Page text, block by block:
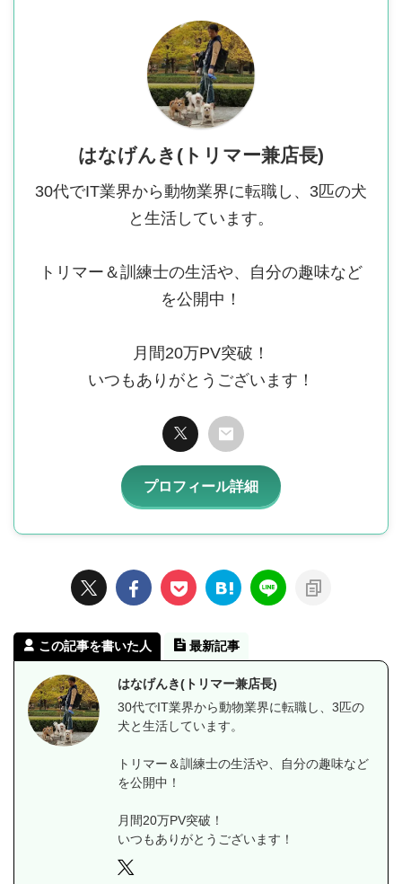
はなげんき(トリマー兼店長)
30代でIT業界から動物業界に転職し、3匹の犬
と生活しています。
トリマー＆訓練士の生活や、自分の趣味など
を公開中！
月間20万PV突破！
いつもありがとうございます！
プロフィール詳細
この記事を書いた人 最新記事
はなげんき(トリマー兼店長)
30代でIT業界から動物業界に転職し、3匹の
犬と生活しています。
トリマー＆訓練士の生活や、自分の趣味など
を公開中！
月間20万PV突破！
いつもありがとうございます！